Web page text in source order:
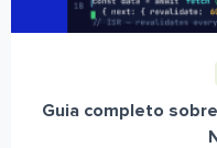
Guia completo